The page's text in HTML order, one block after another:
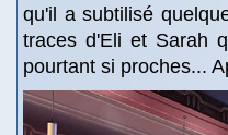
qu'il a subtilisé
traces d'Eli et Sarah
pourtant si proches...